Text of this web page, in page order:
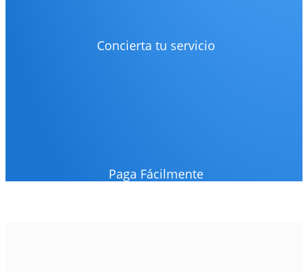
Concierta tu servicio
Paga Fácilmente